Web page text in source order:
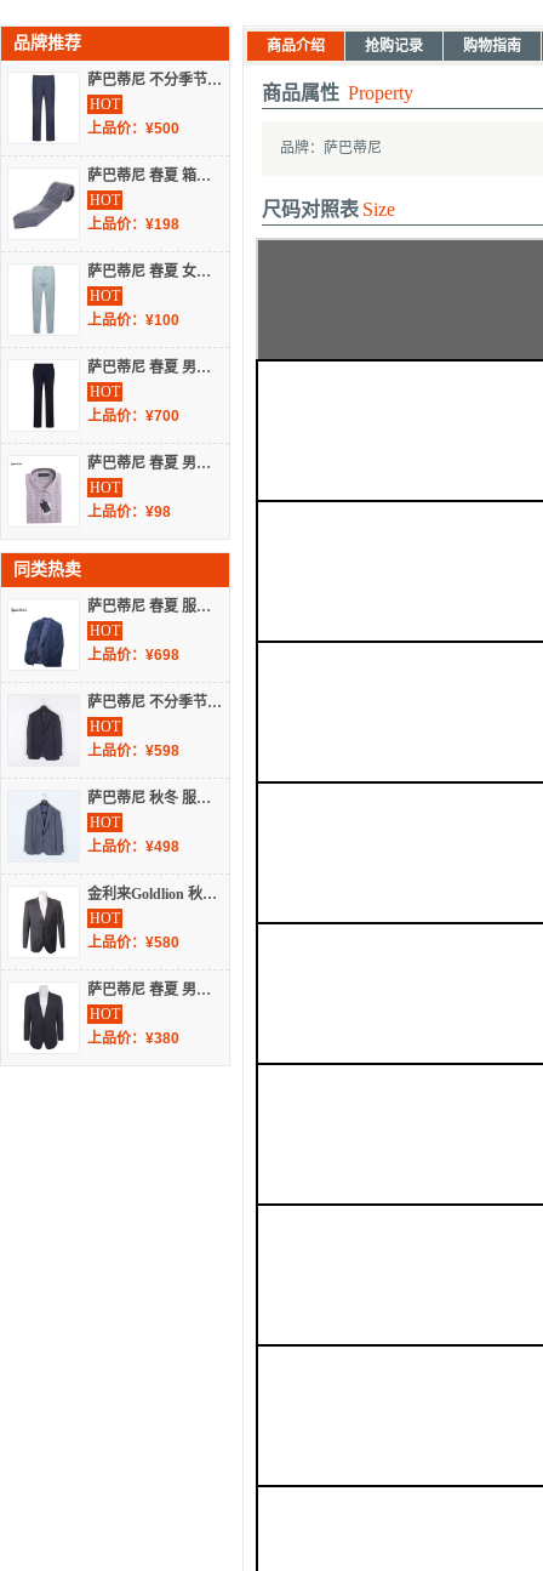
品牌推荐
萨巴蒂尼 不分季节 男装 下装 西裤 1116050
HOT
上品价：¥500
萨巴蒂尼 春夏 箱包配饰 服装配饰 领带/领结 962450
HOT
上品价：¥198
萨巴蒂尼 春夏 女装 裤子 休闲裤 2516022
HOT
上品价：¥100
萨巴蒂尼 春夏 男装 下装 西裤 1116030
HOT
上品价：¥700
萨巴蒂尼 春夏 男装 衬衫 短袖休闲 166362
HOT
上品价：¥98
同类热卖
萨巴蒂尼 春夏 服装 男上装 男士西服 1216070
HOT
上品价：¥698
萨巴蒂尼 不分季节 服装 男上装 男士西服 1017120
HOT
上品价：¥598
萨巴蒂尼 秋冬 服装 男上装 男士西服 1216170
HOT
上品价：¥498
金利来Goldlion 秋冬 正装西服 MZT15111021
HOT
上品价：¥580
萨巴蒂尼 春夏 男装 上装 休闲西服 105070
HOT
上品价：¥380
商品介绍 抢购记录 购物指南
商品属性 Property
品牌：萨巴蒂尼
尺码对照表 Size